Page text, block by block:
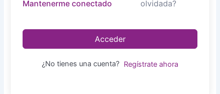
Mantenerme conectado
olvidada?
Acceder
¿No tienes una cuenta? Regístrate ahora